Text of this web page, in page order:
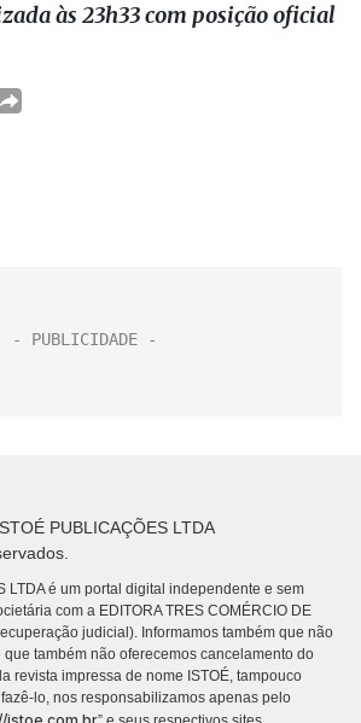
às 23h33 com posição oficial
PUBLICAÇÕES LTDA
LTDA é um portal digital independente e sem
com a EDITORA TRES COMÉRCIO DE
judicial). Informamos também que não
também não oferecemos cancelamento do
revista impressa de nome ISTOÉ, tampouco
lo, nos responsabilizamos apenas pelo